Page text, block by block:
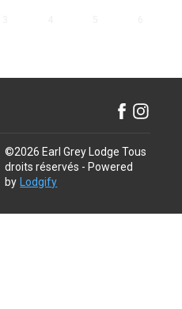
©2026 Earl Grey Lodge Tous
droits réservés - Powered
by
Lodgify